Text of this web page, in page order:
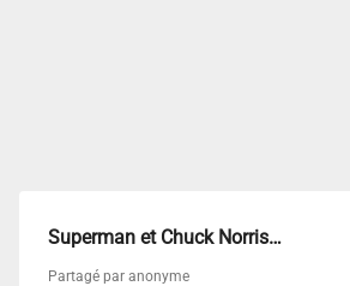
Superman et Chuck Norris…
Partagé par anonyme